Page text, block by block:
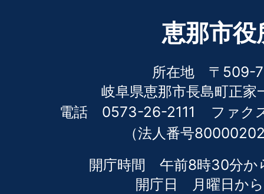
恵那市役
所在地 〒509-
岐阜県恵那市長島町正家
電話 0573-26-2111
ファ
（法人番号
開庁時間 午前8時30分か
開庁日 月曜日か